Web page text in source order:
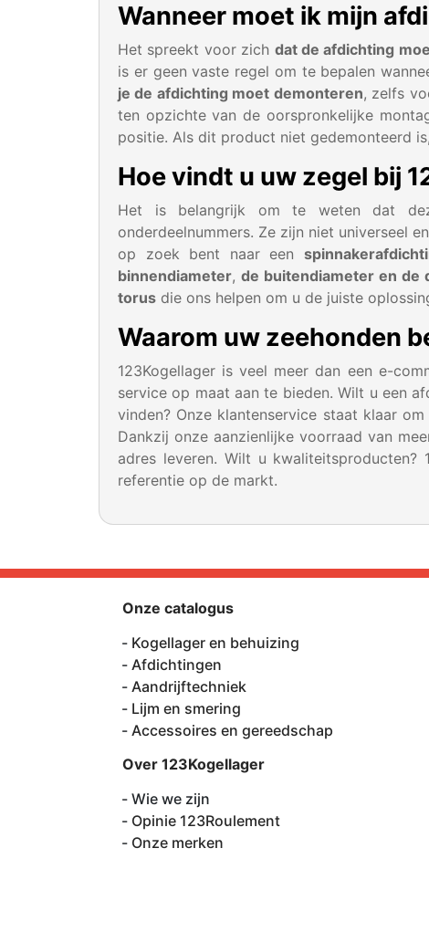
Wanneer moet ik mijn
Het spreekt voor zich dat de afdichting
is er geen vaste regel om te bepalen
je de afdichting moet demonteren, zelfs
ten opzichte van de oorspronkelijke
positie. Als dit product niet gedemonteerd
Hoe vindt u uw zegel bij
Het is belangrijk om te weten dat
onderdeelnummers. Ze zijn niet universeel
op zoek bent naar een
binnendiameter,de buitendiameter en de
torus die ons helpen om u de juiste
Waarom uw zeehonden
123Kogellager is veel meer dan een e-
service op maat aan te bieden. Wilt u een
vinden? Onze klantenservice staat klaar
Dankzij onze aanzienlijke voorraad van
adres leveren. Wilt u
referentie op de markt.
Onze catalogus
Kogellager en behuizing
Afdichtingen
Aandrijftechniek
Lijm en smering
Accessoires en gereedschap
Over 123Kogellager
Wie we zijn
Opinie 123Roulement
Onze merken